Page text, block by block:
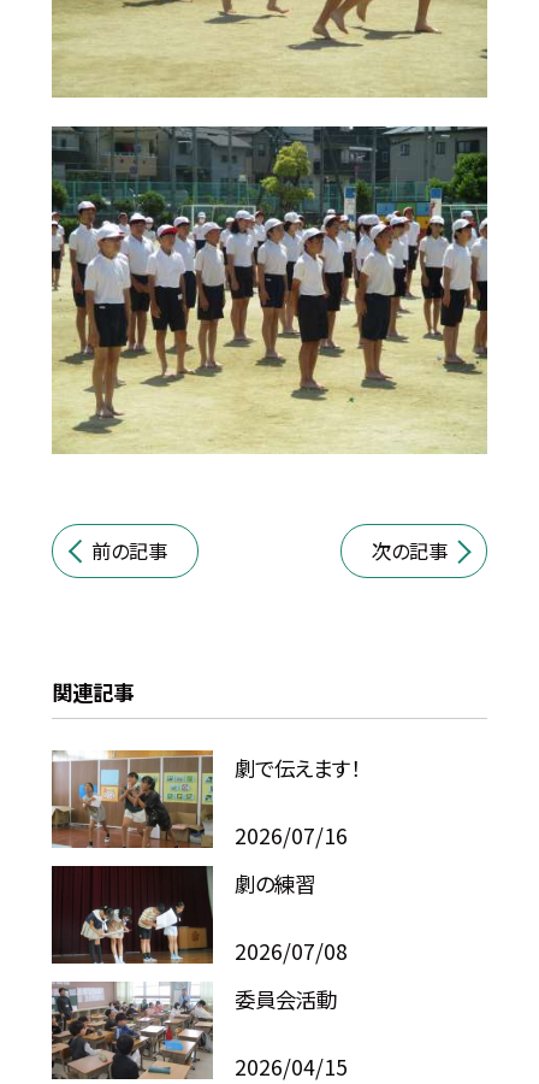
前の記事 次の記事
関連記事
劇で伝えます！
2026/07/16
劇の練習
2026/07/08
委員会活動
2026/04/15